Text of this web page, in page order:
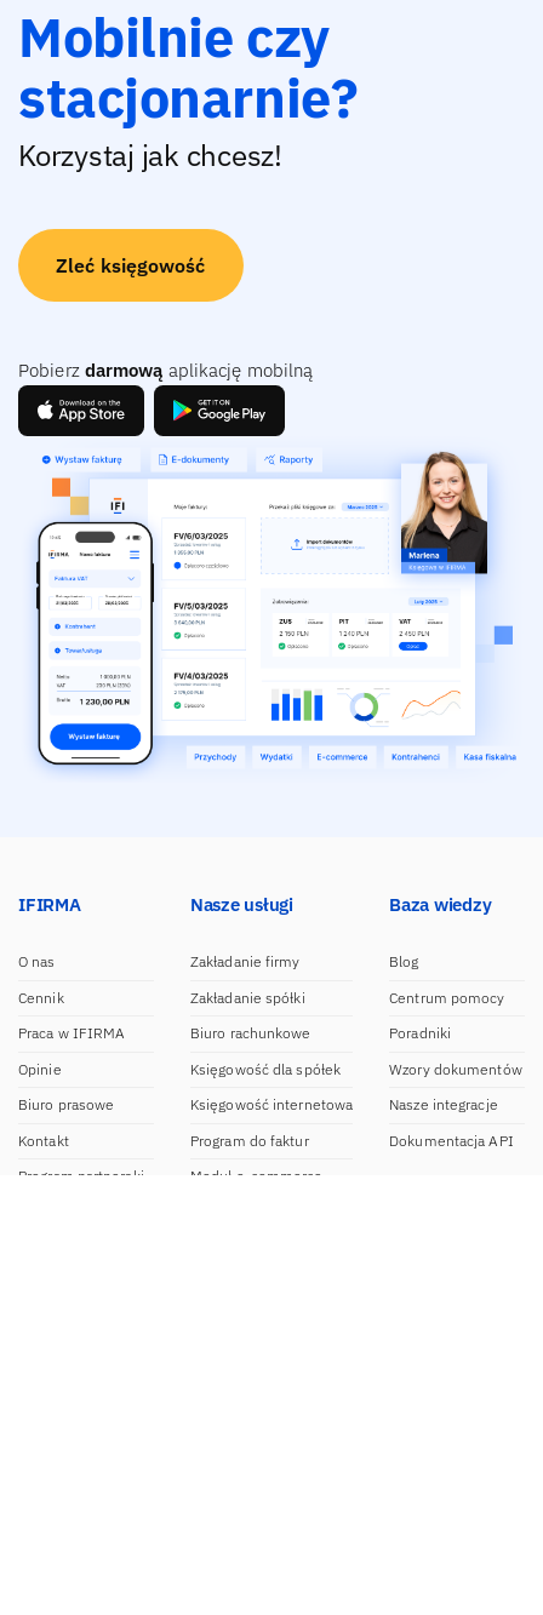
Mobilnie czy
stacjonarnie?
Korzystaj jak chcesz!
Zleć księgowość
Pobierz darmową aplikację mobilną
IFIRMA
O nas
Cennik
Praca w IFIRMA
Opinie
Biuro prasowe
Kontakt
Program partnerski
Nasze usługi
Zakładanie firmy
Zakładanie spółki
Biuro rachunkowe
Księgowość dla spółek
Księgowość internetowa
Program do faktur
Moduł e-commerce
Baza wiedzy
Blog
Centrum pomocy
Poradniki
Wzory dokumentów
Nasze integracje
Dokumentacja API